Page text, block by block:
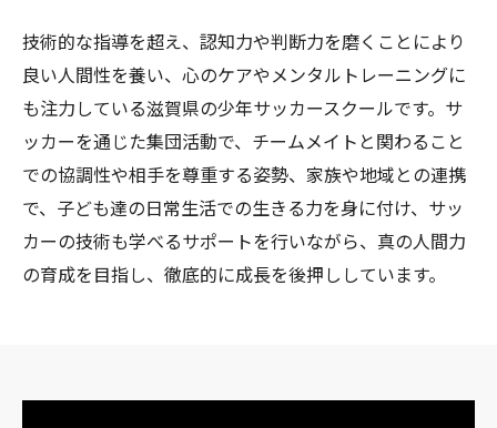
技術的な指導を超え、認知力や判断力を磨くことにより
良い人間性を養い、心のケアやメンタルトレーニングに
も注力している滋賀県の少年サッカースクールです。サ
ッカーを通じた集団活動で、チームメイトと関わること
での協調性や相手を尊重する姿勢、家族や地域との連携
で、子ども達の日常生活での生きる力を身に付け、サッ
カーの技術も学べるサポートを行いながら、真の人間力
の育成を目指し、徹底的に成長を後押ししています。